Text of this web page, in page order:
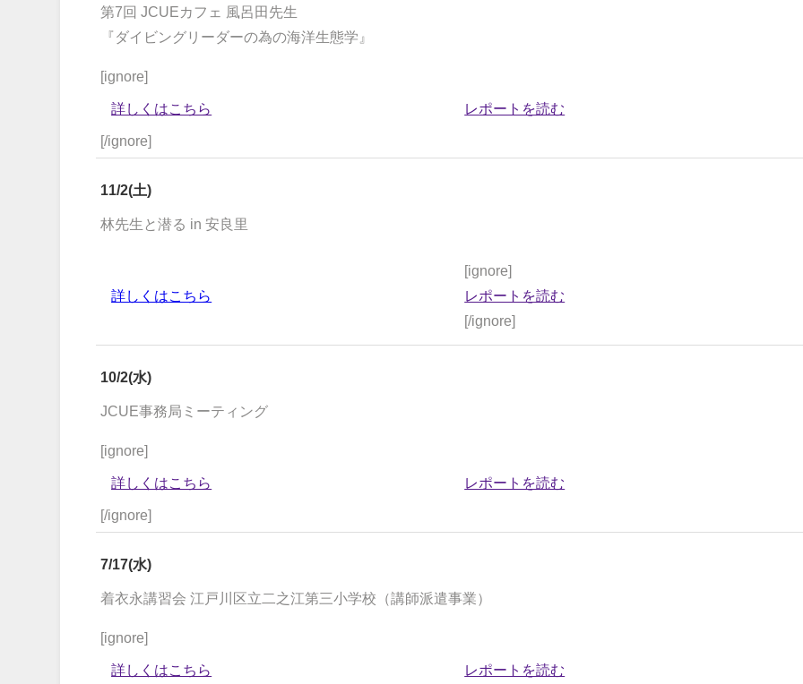
第7回 JCUEカフェ 風呂田先生
『ダイビングリーダーの為の海洋生態学』
[ignore]
詳しくはこちら レポートを読む
[/ignore]
11/2(土)
林先生と潜る in 安良里
詳しくはこちら
[ignore]
レポートを読む
[/ignore]
10/2(水)
JCUE事務局ミーティング
[ignore]
詳しくはこちら レポートを読む
[/ignore]
7/17(水)
着衣永講習会 江戸川区立二之江第三小学校（講師派遣事業）
[ignore]
詳しくはこちら レポートを読む